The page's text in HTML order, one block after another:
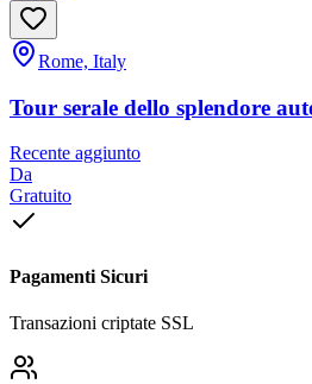
Rome, Italy
Tour serale dello splendore
Recente aggiunto
Da
Gratuito
Pagamenti Sicuri
Transazioni criptate SSL